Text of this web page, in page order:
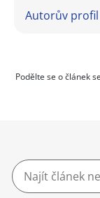
Autorův profil
Podělte se o článek